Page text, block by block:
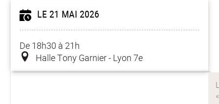
LE 21 MAI 2026
De 18h30 à 21h
Halle Tony Garnier - Lyon 7e